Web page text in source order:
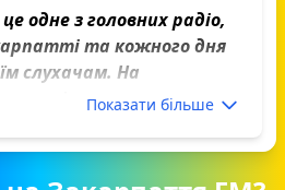
одне з головних радіо,
та кожного дня
слухачам. На
тільки
виконавців.
цього радіо
Показати більше